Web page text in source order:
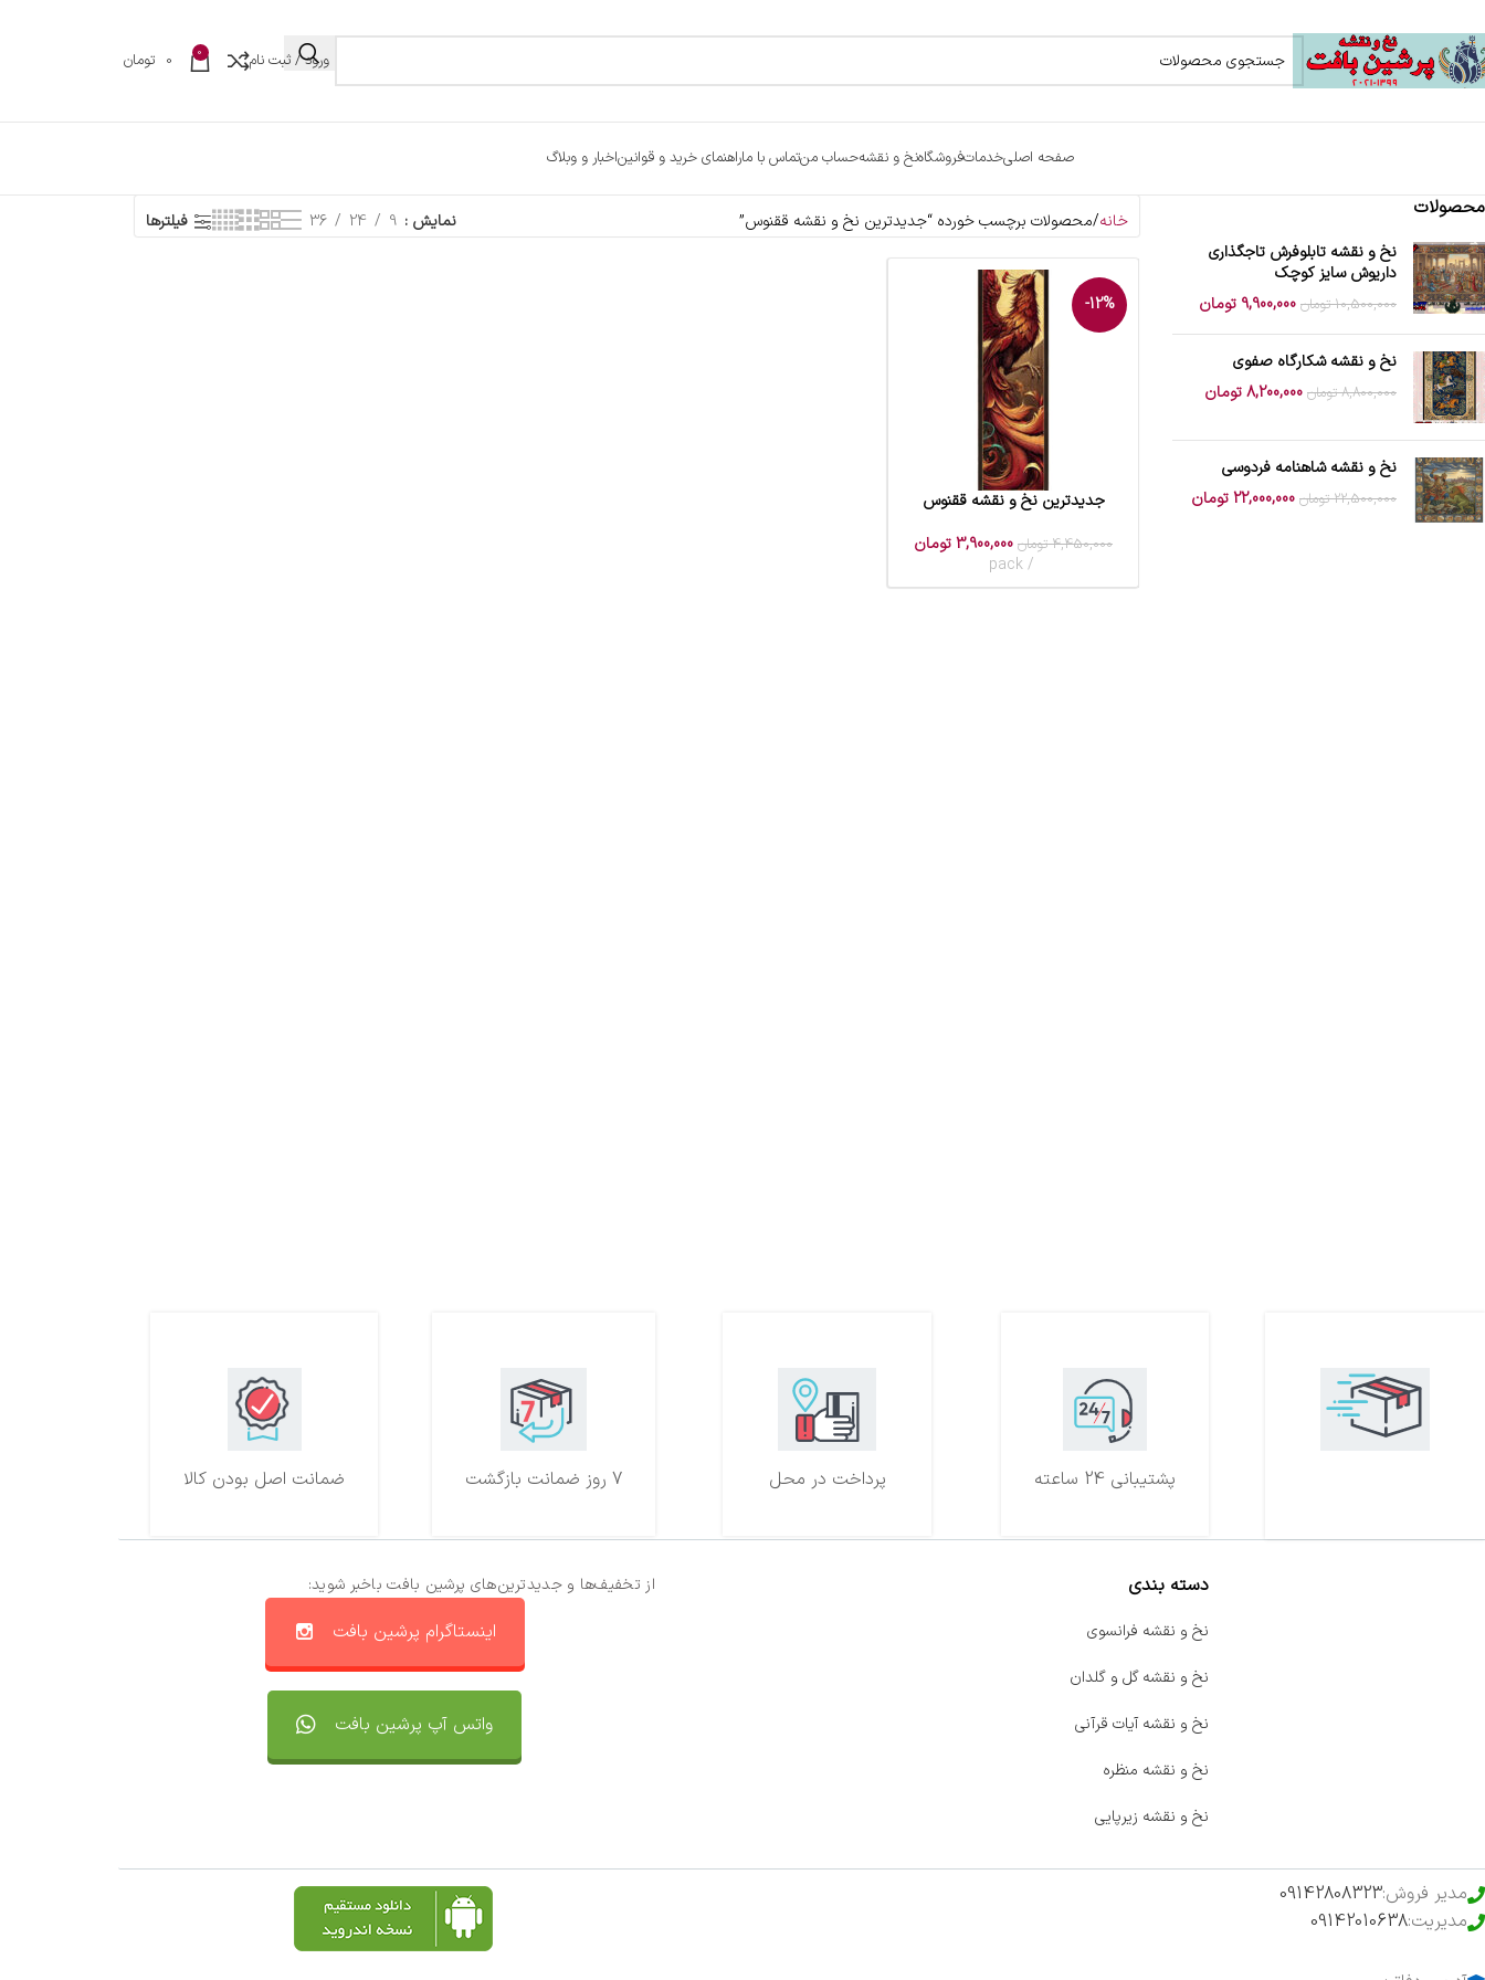
ورود / ثبت نام 0
0 تومان
صفحه اصلیخدماتفروشگاهنخ و نقشهحساب منتماس با ماراهنمای خرید و قوانیناخبار و وبلاگ
محصولات
نخ و نقشه تابلوفرش تاجگذاری
داریوش سایز کوچک
10,500,000 تومان 9,900,000 تومان
نخ و نقشه شکارگاه صفوی
8,800,000 تومان 8,200,000تومان
نخ و نقشه شاهنامه فردوسی
22,500,000 تومان 22,000,000تومان
خانه محصولات برچسب خورده “جدیدترین نخ و نقشه ققنوس” نمایش 9
24
36 فیلترها
-12%
افزودن به سبد خرید
جدیدترین نخ و نقشه ققنوس
4,450,000 تومان 3,900,000تومان
pack
ضمانت اصل بودن کالا 7 روز ضمانت بازگشت پرداخت در محل پشتیبانی 24 ساعته
از تخفیف‌ها و جدیدترین‌های پرشین بافت باخبر شوید:
اینستاگرام پرشین بافت
واتس آپ پرشین بافت
دسته بندی
نخ و نقشه فرانسوی
نخ و نقشه گل و گلدان
نخ و نقشه آیات قرآنی
نخ و نقشه منظره
نخ و نقشه زیرپایی
مدیر فروش:09142808323
مدیریت:09142010638